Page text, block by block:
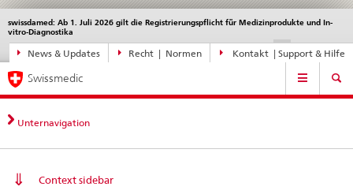
Direktnavigation
News,
Rechtsgrundlagen,
Kontakt
News & Updates Recht | Normen Kontakt | Support & Hilfe
swissdamed: Ab 1. Juli 2026 gilt die Registrierungspflicht für Medizinprodukte und In-
vitro-Diagnostika
Sprachwahl
DE IT EN
Service
navigation
Hauptnavigation
Swissmedic
Unternavigation
Context sidebar